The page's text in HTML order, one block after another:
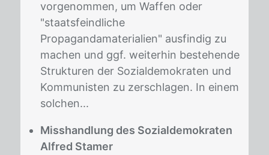
vorgenommen, um Waffen oder
"staatsfeindliche
Propagandamaterialien" ausfindig zu
machen und ggf. weiterhin bestehende
Strukturen der Sozialdemokraten und
Kommunisten zu zerschlagen. In einem
solchen...
Misshandlung des Sozialdemokraten
Alfred Stamer